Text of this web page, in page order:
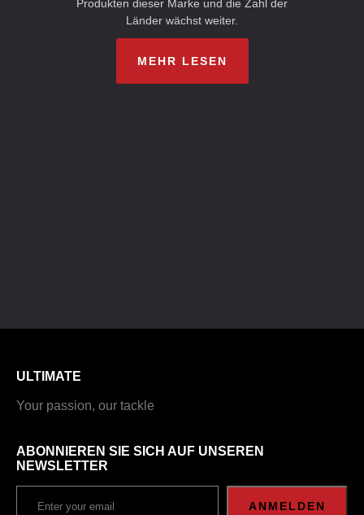
Produkten dieser Marke und die Zahl der
Länder wächst weiter.
MEHR LESEN
ULTIMATE
Your passion, our tackle
ABONNIEREN SIE SICH AUF UNSEREN
NEWSLETTER
ANMELDEN